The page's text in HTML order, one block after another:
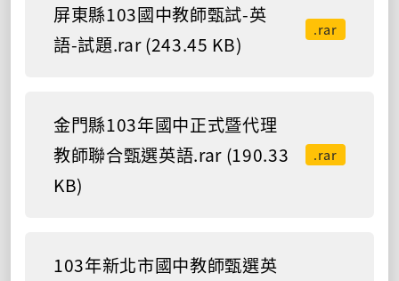
屏東縣103國中教師甄試-英
語-試題.rar (243.45 KB)
.rar
金門縣103年國中正式暨代理
教師聯合甄選英語.rar (190.33
KB)
.rar
103年新北市國中教師甄選英